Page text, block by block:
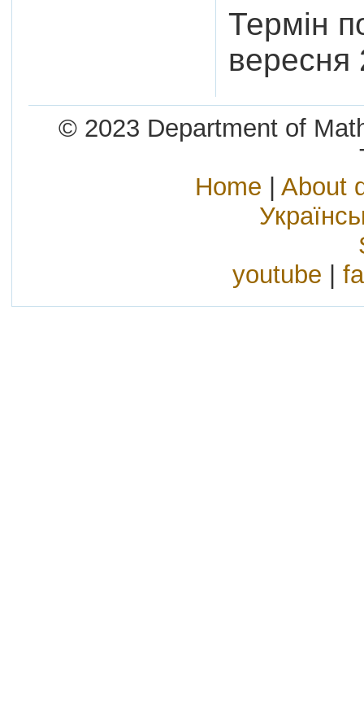
Термін
вересня
© 2023 Department of
Home | About
youtube |